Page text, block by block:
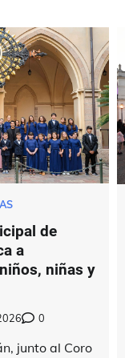
de
a
niñas y
0
junto al Coro